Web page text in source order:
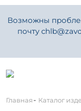
Возможны
почту
Главная- Каталог